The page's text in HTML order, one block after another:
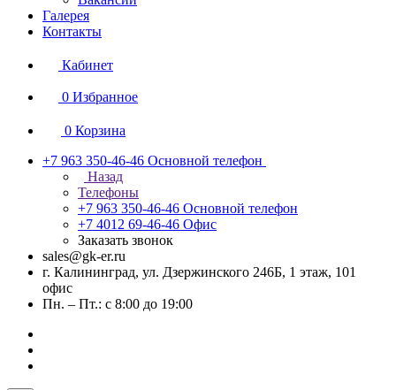
Галерея
Контакты
Кабинет
0 Избранное
0 Корзина
+7 963 350-46-46 Основной телефон
Назад
Телефоны
+7 963 350-46-46 Основной телефон
+7 4012 69-46-46 Офис
Заказать звонок
sales@gk-er.ru
г. Калининград, ул. Дзержинского 246Б, 1 этаж, 101
офис
Пн. – Пт.: с 8:00 до 19:00